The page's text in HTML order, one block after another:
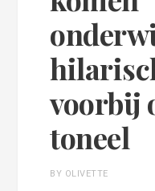
voorbij
toneel
BY OLIVETTE